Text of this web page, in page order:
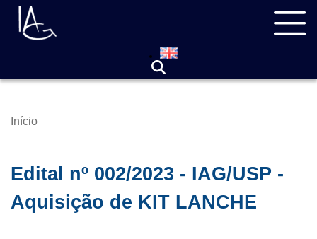
Pular
para
Trilha
Início
Edital nº 002/2023 - IAG/USP -
Aquisição de KIT LANCHE